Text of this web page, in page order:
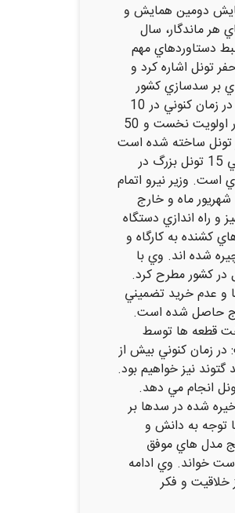
دومين همايش و
دولت دهم در قالب طرح هاي هر ماندگار، سال
دستاوردهاي مهم
تونل اشاره كرد و
بر سدسازي كشور
عنوان كرد و افزود: در زمان كنوني سه وزارتخانه كشور، راه و شهرسازي و نيرو در بخش حفر تونل مشغول به فعاليت هستند. نامجو تصريح كرد: در زمان كنوني در 10
شهر كشور، كارهاي حفر تونل مترو توسط وزارت كشور در زير مجموعه شهرداري ها در حال انجام بوده و 14 شهر بالاي يك ميليون نفر جمعيت در اولويت نخست و 50
تونل سازي مترو هستند. وي ادامه داد: در حيطه كارهاي وزارت راه و شهرسازي نيز 130 كيلومتر تونل ساخته شده است
و 97 كيلومتر تونل در دست طراحي و 63 كيلومتر در حال ساخت است. وي همچنين درخصوص ساخت تونل در وزارت نيرو گفت: در زمان كنوني 15 تونل بزرگ در
است. وزير نيرو اتمام
حفر تونل 14 كيلومتري غرب در 28 ارديبهشت ماه جاري، تونل 30 كيلومتري كرج در اول خرداد، تونل پيوسته دز به قمرود با 36 كيلومتر در 18 شهريور ماه و خارج
تجهيز و راه اندازي دستگاه
كشنده به كارگاه و
شده اند. وي با
در كشور مطرح كرد.
و عدم خريد تضميني
حاصل شده است.
ساخت قطعه ها توسط
زمان كنوني بيش از
سد گتوند نيز خواهیم بود.
و تونل انجام مي دهد.
شده در سدها بر
توجه به دانش و
مدل هاي موفق
خواند. وي ادامه
از خلاقيت و فكر